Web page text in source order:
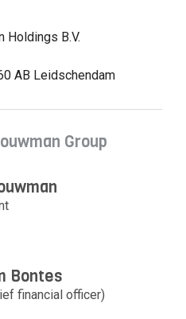
Holdings B.V.
AB Leidschendam
Group
Bontes
financial officer)